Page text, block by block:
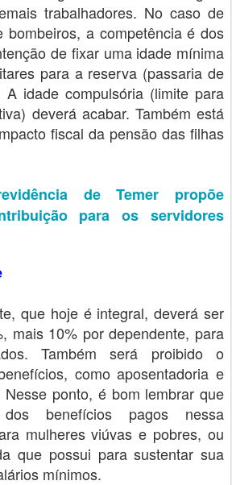
trabalhadores. No caso de
bombeiros, a competência é dos
de fixar uma idade mínima
para a reserva (passaria de
idade compulsória (limite para
deverá acabar. Também está
fiscal da pensão das filhas
de Temer propõe
para os servidores
que hoje é integral, deverá ser
mais 10% por dependente, para
Também será proibido o
como aposentadoria e
ponto, é bom lembrar que
benefícios pagos nessa
mulheres viúvas e pobres, ou
que possui para sustentar sua
mínimos.